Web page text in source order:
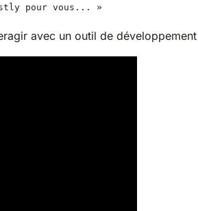
pour vous... »
avec un outil de développement